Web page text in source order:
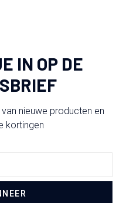
IN OP DE
nieuwe producten en
kortingen